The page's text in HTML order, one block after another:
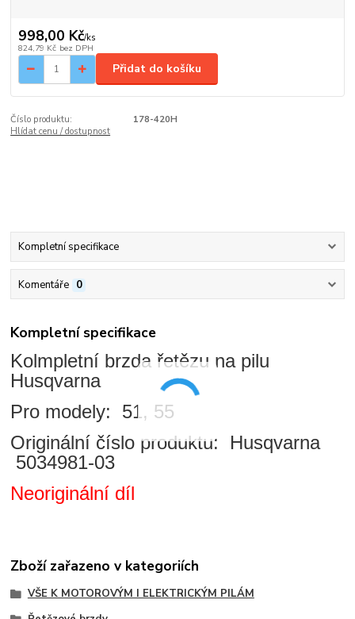
998,00 Kč/ks
824,79 Kč bez DPH
Přidat do košíku
Číslo produktu:
178-420H
Hlídat cenu / dostupnost
Kompletní specifikace
Komentáře 0
Kompletní specifikace
Kolmpletní brzda řetězu na pilu
Husqvarna
Pro modely: 51, 55
Originální číslo produktu: Husqvarna
5034981-03
Neoriginální díl
Zboží zařazeno v kategoriích
VŠE K MOTOROVÝM I ELEKTRICKÝM PILÁM